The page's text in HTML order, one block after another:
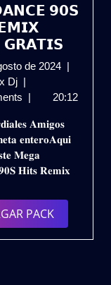
𝟵𝟬𝗦
de 2024 12
agosto
2024
|
Dj 𝗣𝗔𝗖𝗞
𝗗𝗔𝗡𝗖𝗘
𝗛𝗜𝗧𝗦
𝗥𝗘𝗠𝗜𝗫
𝗩𝗢𝗟.𝟮
|
|
| 20:12
𝐀𝐦𝐢𝐠𝐨𝐬
𝐞𝐧𝐭𝐞𝐫𝐨𝐀𝐪𝐮𝐢
𝐌𝐞𝐠𝐚
𝐇𝐢𝐭𝐬 𝐑𝐞𝐦𝐢𝐱
PACKDESCARGAR
PACK